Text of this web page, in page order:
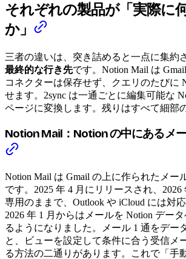
それぞれの製品が「実際に
か」
三者の違いは、突き詰めると一点に集約
最終的な行き先です。Notion Mail は
コネクターは保存せず、クエリのたびに
せます。2sync は一通ごとに編集可能な
ページに変換します。残りはすべて細部
Notion Mail：Notion の中にあるメ
Notion Mail は Gmail の上に作られたメー
です。2025 年 4 月にリリースされ、2026
専用のままで、Outlook や iCloud には対
2026 年 1 月からはメールを Notion デー
るようになりました。メール 1 通をデー
と、ビューを設定して条件に合う受信メ
る方法の二通りがあります。これで「手